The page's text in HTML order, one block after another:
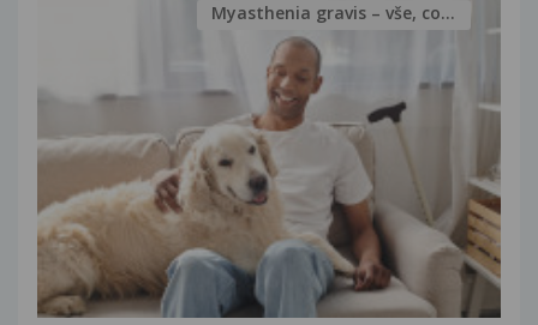
Myasthenia gravis – vše, co...